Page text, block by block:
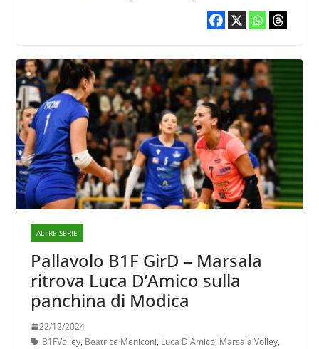
ALTRE SERIE
Pallavolo B1F GirD – Marsala
ritrova Luca D’Amico sulla
panchina di Modica
22/12/2024
B1FVolley, Beatrice Meniconi, Luca D'Amico, Marsala Volley,